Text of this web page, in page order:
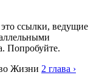
ссылки, ведущие
Попробуйте.
Жизни 2 глава ›